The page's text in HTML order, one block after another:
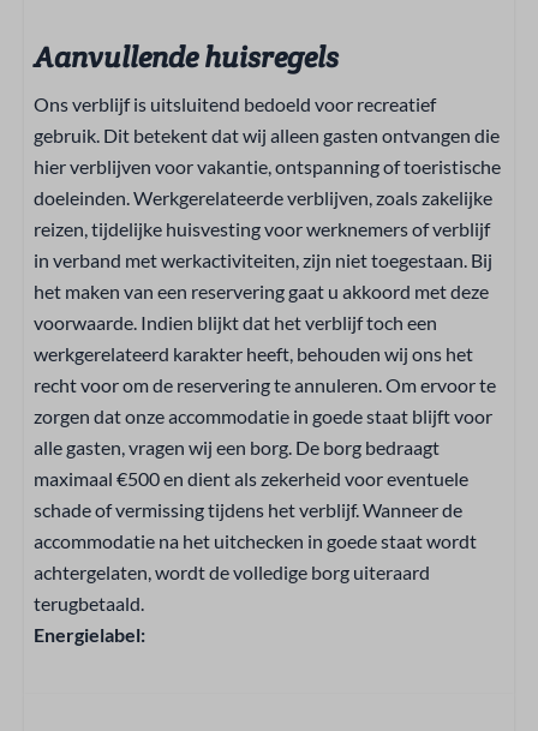
Keukengerei
Vriezer
Afzuigkap
Drinkglazen
Borden
Eettafel
Bestek
Pannen
Inclusief keukendoeken
Buiten
Terras
Parasol
BBQ: Houtskool
Parkeerplaats: 2
Kampvuurplaats
Loungeset
Grill kota
Buitenkeuken
Aanvullende huisregels
Ons verblijf is uitsluitend bedoeld voor recreatief
gebruik. Dit betekent dat wij alleen gasten ontvangen die
hier verblijven voor vakantie, ontspanning of toeristische
doeleinden. Werkgerelateerde verblijven, zoals zakelijke
reizen, tijdelijke huisvesting voor werknemers of verblijf
in verband met werkactiviteiten, zijn niet toegestaan. Bij
het maken van een reservering gaat u akkoord met deze
voorwaarde. Indien blijkt dat het verblijf toch een
werkgerelateerd karakter heeft, behouden wij ons het
recht voor om de reservering te annuleren. Om ervoor te
zorgen dat onze accommodatie in goede staat blijft voor
alle gasten, vragen wij een borg. De borg bedraagt
maximaal €500 en dient als zekerheid voor eventuele
schade of vermissing tijdens het verblijf. Wanneer de
accommodatie na het uitchecken in goede staat wordt
achtergelaten, wordt de volledige borg uiteraard
terugbetaald.
Energielabel: